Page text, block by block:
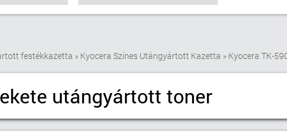
festékkazetta » Kyocera Színes Utángyártott Kazetta » Kyocera TK-
utángyártott toner